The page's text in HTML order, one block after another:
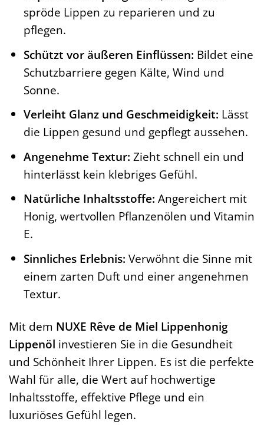
spröde Lippen zu reparieren und zu
pflegen.
Schützt vor äußeren Einflüssen: Bildet eine
Schutzbarriere gegen Kälte, Wind und
Sonne.
Verleiht Glanz und Geschmeidigkeit: Lässt
die Lippen gesund und gepflegt aussehen.
Angenehme Textur: Zieht schnell ein und
hinterlässt kein klebriges Gefühl.
Natürliche Inhaltsstoffe: Angereichert mit
Honig, wertvollen Pflanzenölen und Vitamin
E.
Sinnliches Erlebnis: Verwöhnt die Sinne mit
einem zarten Duft und einer angenehmen
Textur.
Mit dem NUXE Rêve de Miel Lippenhonig
Lippenöl investieren Sie in die Gesundheit
und Schönheit Ihrer Lippen. Es ist die perfekte
Wahl für alle, die Wert auf hochwertige
Inhaltsstoffe, effektive Pflege und ein
luxuriöses Gefühl legen.